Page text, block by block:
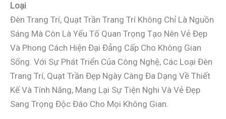
Loại
Đèn Trang Trí, Quạt Trần Trang Trí Không Chỉ Là Nguồn
Sáng Mà Còn Là Yếu Tố Quan Trọng Tạo Nên Vẻ Đẹp
Và Phong Cách Hiện Đại Đẳng Cấp Cho Không Gian
Sống. Với Sự Phát Triển Của Công Nghệ, Các Loại Đèn
Trang Trí, Quạt Trần Đẹp Ngày Càng Đa Dạng Về Thiết
Kế Và Tính Năng, Mang Lại Sự Tiện Nghi Và Vẻ Đẹp
Sang Trọng Độc Đáo Cho Mọi Không Gian.